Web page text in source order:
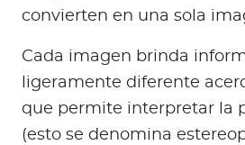
convierten en una sola
Cada imagen brinda
ligeramente diferente
que permite interpretar la
(esto se denomina